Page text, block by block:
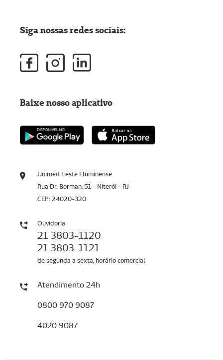
Unimed Leste Fluminense
Rua Dr. Borman, 51 - Niterói - RJ
CEP: 24020-320
Ouvidoria
21 3803-1120
21 3803-1121
de segunda a sexta, horário comercial
Atendimento 24h
0800 970 9087
4020 9087
Siga nossas redes sociais:
Baixe nosso aplicativo